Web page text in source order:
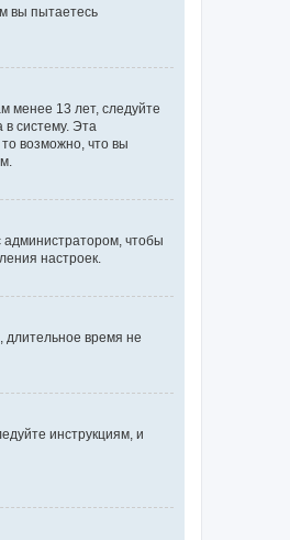
вы пытаетесь
менее 13 лет, следуйте
систему. Эта
возможно, что вы
администратором, чтобы
настроек.
длительное время не
инструкциям, и